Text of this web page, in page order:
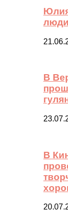
В
В